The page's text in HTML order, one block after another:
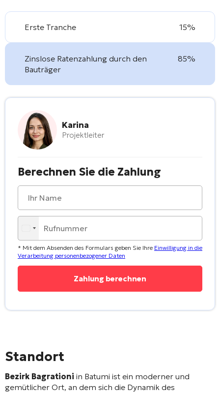
Erste Tranche 15%
Zinslose Ratenzahlung durch den
Bauträger
85%
Karina
Projektleiter
Berechnen Sie die Zahlung
* Mit dem Absenden des Formulars geben Sie Ihre Einwilligung in die
Verarbeitung personenbezogener Daten
Standort
Bezirk Bagrationi in Batumi ist ein moderner und
gemütlicher Ort, an dem sich die Dynamik des